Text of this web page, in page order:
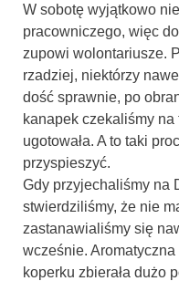
W sobotę wyjątkowo
pracowniczego, więc
zupowi wolontariusze.
rzadziej, niektórzy
dość sprawnie, po
kanapek czekaliśmy
ugotowała. A to taki
przyspieszyć.
Gdy przyjechaliśmy na
stwierdziliśmy, że nie
zastanawialiśmy się
wcześnie.
koperku zbierała dużo